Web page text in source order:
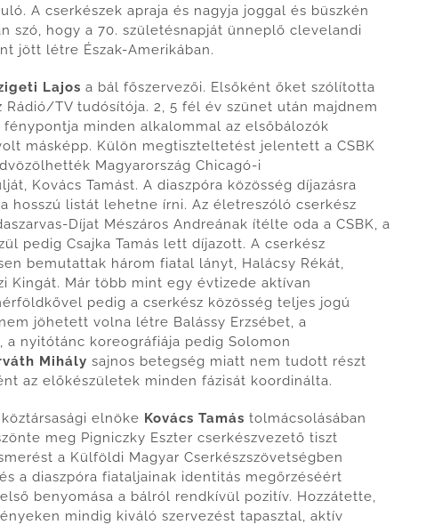
A cserkészek apraja és nagyja joggal és büszkén
szó, hogy a 70. születésnapját ünneplő clevelandi
jött létre Észak-Amerikában.
Lajos a bál főszervezői. Elsőként őket szólította
Rádió/TV tudósítója. 2, 5 fél év szünet után majdnem
minden alkalommal az elsőbálozók
másképp. Külön megtiszteltetést jelentett a CSBK
Magyarország Chicagó-i
Kovács Tamást. A diaszpóra közösség díjazásra
hosszú listát lehetne írni. Az életreszóló cserkész
Díjat Mészáros Andreának ítélte oda a CSBK, a
pedig Csajka Tamás lett díjazott. A cserkész
bemutattak három fiatal lányt, Halácsy Rékát,
Kingát. Már több mint egy évtizede aktívan
pedig a cserkész közösség teljes jogú
jöhetett volna létre Balássy Erzsébet, a
a nyitótánc koreográfiája pedig Solomon
Mihály sajnos betegség miatt nem tudott részt
az előkészületek minden fázisát koordinálta.
elnöke Kovács Tamás tolmácsolásában
meg Pigniczky Eszter cserkészvezető tiszt
a Külföldi Magyar Cserkészszövetségben
a diaszpóra fiataljainak identitás megőrzéséért
benyomása a bálról rendkívül pozitív. Hozzátette,
mindig kiváló szervezést tapasztal, aktív